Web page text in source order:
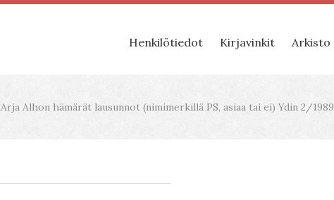
Henkilötiedot Kirjavinkit Arkisto
Arja Alhon hämärät lausunnot (nimimerkillä PS, asiaa tai ei) Ydin 2/1989